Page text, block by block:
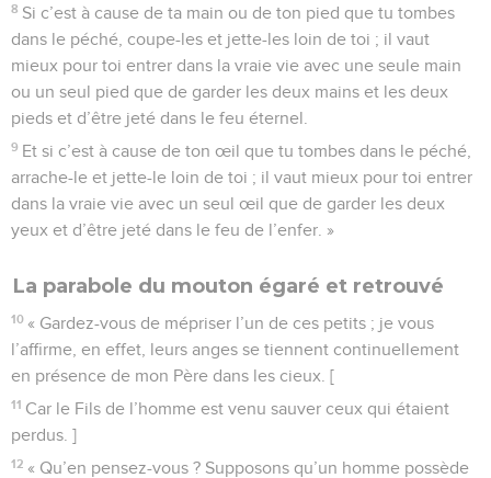
8 Si c’est à cause de ta main ou de ton pied que tu tombes
dans le péché, coupe-les et jette-les loin de toi ; il vaut
mieux pour toi entrer dans la vraie vie avec une seule main
ou un seul pied que de garder les deux mains et les deux
pieds et d’être jeté dans le feu éternel.
9 Et si c’est à cause de ton œil que tu tombes dans le péché,
arrache-le et jette-le loin de toi ; il vaut mieux pour toi entrer
dans la vraie vie avec un seul œil que de garder les deux
yeux et d’être jeté dans le feu de l’enfer. »
La parabole du mouton égaré et retrouvé
10 « Gardez-vous de mépriser l’un de ces petits ; je vous
l’affirme, en effet, leurs anges se tiennent continuellement
en présence de mon Père dans les cieux. [
11 Car le Fils de l’homme est venu sauver ceux qui étaient
perdus. ]
12 « Qu’en pensez-vous ? Supposons qu’un homme possède